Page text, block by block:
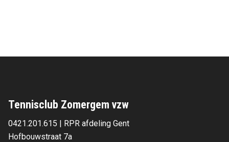
Tennisclub Zomergem vzw
0421.201.615 | RPR afdeling Gent
Hofbouwstraat 7a